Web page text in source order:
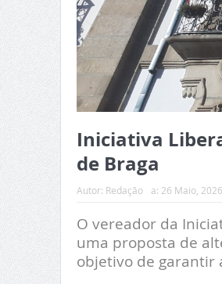
Iniciativa
de Braga
Autor: Redação a: 26 Maio,
O vereador da
uma proposta de
objetivo de garantir